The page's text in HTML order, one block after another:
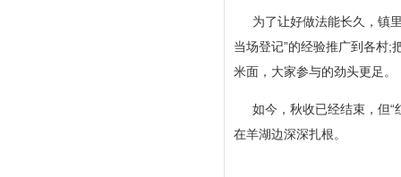
为了让好做法能长久，镇
当场登记”的经验推广到各村;
米面，大家参与的劲头更足。
如今，秋收已经结束，但
在羊湖边深深扎根。